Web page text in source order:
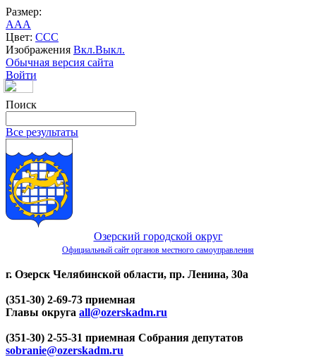
Размер:
AAA
Цвет: CCC
Изображения Вкл.Выкл.
Обычная версия сайта
Войти
Поиск
Все результаты
Озерский городской округ
Официальный сайт органов местного самоуправления
г. Озерск Челябинской области, пр. Ленина, 30а
(351-30) 2-69-73 приемная
Главы округа all@ozerskadm.ru
(351-30) 2-55-31 приемная Собрания депутатов
sobranie@ozerskadm.ru